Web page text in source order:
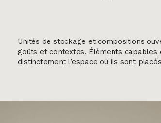
Unités de stockage et compositions
goûts et contextes. Éléments capables
distinctement l’espace où ils sont